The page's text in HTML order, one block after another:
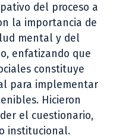
del proceso a
la importancia de
mental y del
enfatizando que
constituye
para implementar
Hicieron
el cuestionario,
institucional.